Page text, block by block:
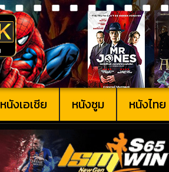
หนังเอเชีย หนังซูม หนังไทย